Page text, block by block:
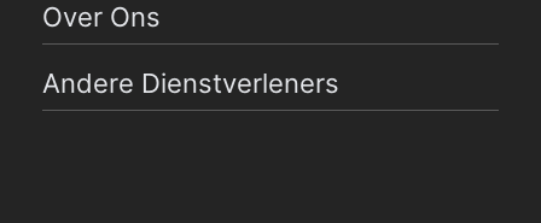
Over Ons
Andere Dienstverleners